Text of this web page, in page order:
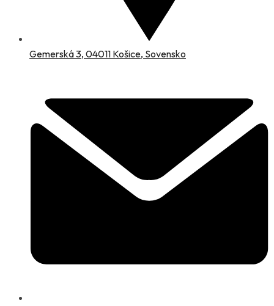
Gemerská 3, 04011 Košice, Sovensko